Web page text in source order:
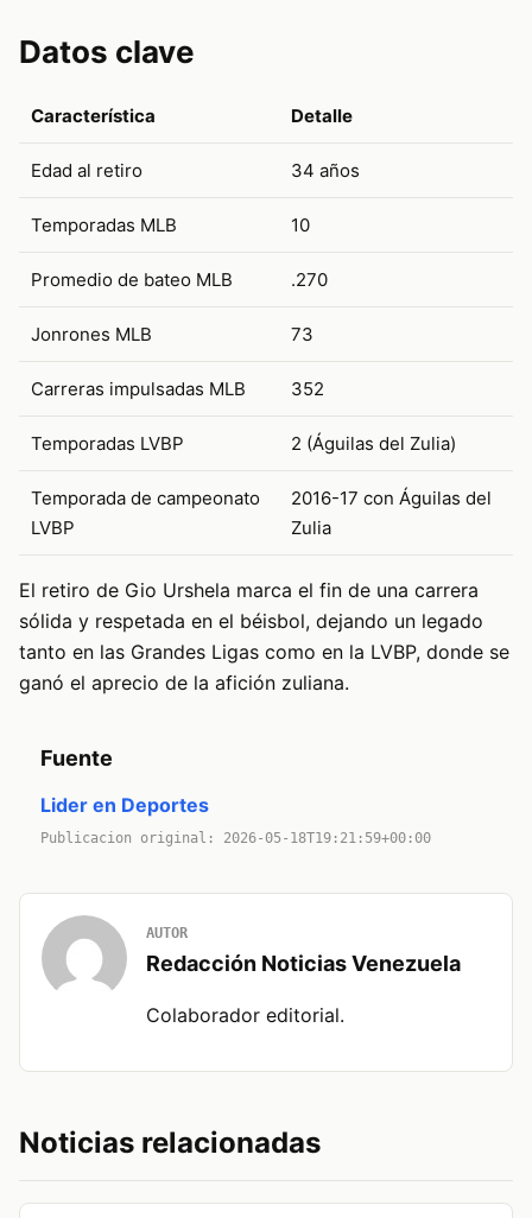
Datos clave
Característica Detalle
Edad al retiro 34 años
Temporadas MLB 10
Promedio de bateo MLB .270
Jonrones MLB 73
Carreras impulsadas MLB 352
Temporadas LVBP 2 (Águilas del Zulia)
Temporada de campeonato
LVBP
2016-17 con Águilas del
Zulia
El retiro de Gio Urshela marca el fin de una carrera
sólida y respetada en el béisbol, dejando un legado
tanto en las Grandes Ligas como en la LVBP, donde se
ganó el aprecio de la afición zuliana.
Fuente
Lider en Deportes
Publicacion original: 2026-05-18T19:21:59+00:00
AUTOR
Redacción Noticias Venezuela
Colaborador editorial.
Noticias relacionadas